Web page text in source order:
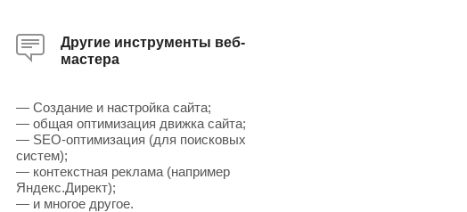
Другие инструменты веб-
мастера
— Создание и настройка сайта;
— общая оптимизация движка сайта;
— SEO-оптимизация (для поисковых
систем);
— контекстная реклама (например
Яндекс.Директ);
— и многое другое.